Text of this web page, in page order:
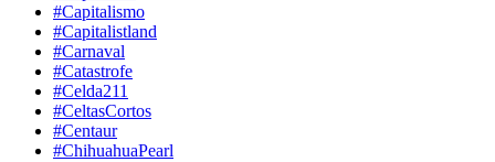
#Capitalismo
#Capitalistland
#Carnaval
#Catastrofe
#Celda211
#CeltasCortos
#Centaur
#ChihuahuaPearl